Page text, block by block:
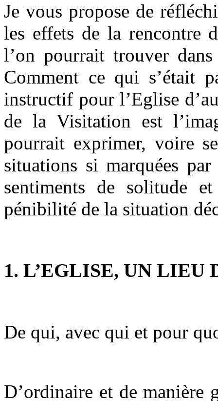
Je vous propose de
les effets de la rencontre
l’on pourrait trouver
Comment ce qui s’était
instructif pour l’Eglise
de la Visitation est
pourrait exprimer, voire
situations si marquées
sentiments de solitude
pénibilité de la situation
1. L’EGLISE, UN LIEU
De qui, avec qui et pour
D’ordinaire et de manière